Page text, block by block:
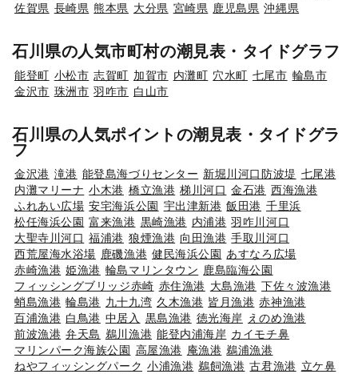
佐賀県 長崎県 熊本県 大分県 宮崎県 鹿児島県 沖縄県
石川県の人気市町村の潮見表・タイドグラフ
能登町 小松市 志賀町 加賀市 内灘町 穴水町 七尾市 輪島市
金沢市 珠洲市 羽咋市 白山市
石川県の人気ポイントの潮見表・タイドグラ
フ
金沢港 滝港 能登島海づりセンター 新堀川河口防波堤 七尾港
内灘マリーナ 小木港 橋立漁港 梯川河口 金石港 西海漁港
ふれあい広場 安宅海浜公園 宇出津新港 飯田港 千里浜
松任海浜公園 富来漁港 黒崎漁港 内浦港 羽咋川河口
大聖寺川河口 福浦港 狼煙漁港 向田漁港 手取川河口
西荒屋海水浴場 鹿磯漁港 健民海浜公園 あすなろ広場
赤崎漁港 姫漁港 輪島マリンタウン 鹿島臨海公園
フィッシングブリッジ赤崎 赤住漁港 大島漁港 下佐々波漁港
蛸島漁港 輪島港 九十九湾 久木漁港 皆月漁港 赤神漁港
百浦漁港 白鳥港 中居入 黒島漁港 徳光海岸 えのめ漁港
前波漁港 弁天島 鵜川漁港 能登内浦海岸 カイモチ鼻
マリンパーク海族公園 高屋漁港 庵漁港 鵜浦漁港
ねやフィッシングパーク 小浦漁港 鵜飼漁港 古君漁港 立ケ鼻